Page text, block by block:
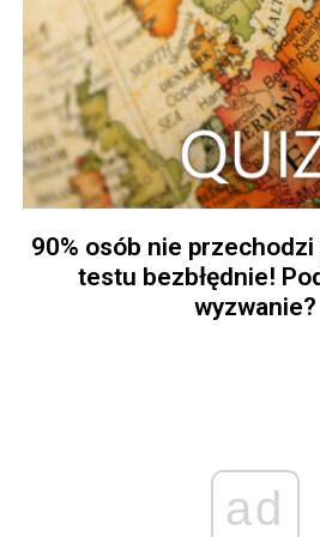
90% osób nie
testu bezbłędnie!
wyzwanie?
ad